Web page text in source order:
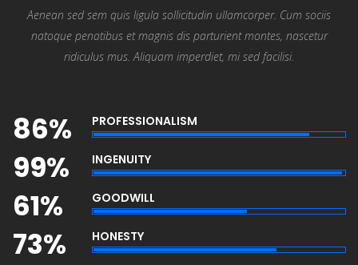
Aenean sed sem quis ligula sollicitudin ullamcorper. Cum sociis
natoque penatibus et magnis dis parturient montes, nascetur
ridiculus mus. Aliquam imperdiet, mi sed facilisi.
PROFESSIONALISM
86%
INGENUITY
99%
GOODWILL
61%
HONESTY
73%